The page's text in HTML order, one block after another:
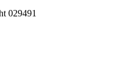
029491